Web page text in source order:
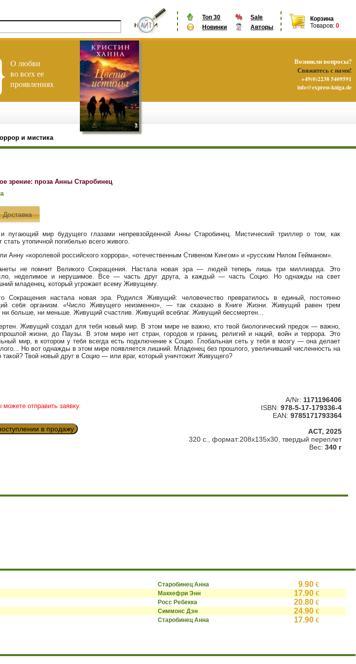
Топ 30
Sale
Новинки
Авторы
Корзина
Товаров: 0
О любви
во всех ее
проявлениях
и мистика
зрение: проза Анны Старобинец
Доставка
пугающий мир будущего глазами непревзойденной Анны Старобинец. Мистический триллер о том, как
стать утопичной погибелью всего живого.
Анну «королевой российского хоррора», «отечественным Стивеном Кингом» и «русским Нилом Гейманом».
не помнит Великого Сокращения. Настала новая эра — людей теперь лишь три миллиарда. Это
неделимое и нерушимое. Все — часть друг друга, а каждый — часть Социо. Но однажды на свет
младенец, который угрожает всему Живущему.
Сокращения настала новая эра. Родился Живущий: человечество превратилось в единый, постоянно
себя организм. «Число Живущего неизменно», — так сказано в Книге Жизни. Живущий равен трем
больше, ни меньше. Живущий счастлив. Живущий всеблаг. Живущий бессмертен...
Живущий создал для тебя новый мир. В этом мире не важно, кто твой биологический предок — важно,
жизни, до Паузы. В этом мире нет стран, городов и границ, религий и наций, войн и террора. Это
мир, в котором у тебя всегда есть подключение к Социо. Глобальная сеть у тебя в мозгу — она делает
Но вот однажды в этом мире появляется лишний. Младенец без прошлого, увеличивший численность на
такой? Твой новый друг в Социо — или враг, который уничтожит Живущего?
отправить заявку.
в продажу
A/Nr: 1171196406
ISBN: 978-5-17-179336-4
EAN: 9785171793364
АСТ, 2025
320 c., формат:208x135x30, твердый переплет
Вес: 340 г
Старобинец Анна 9.90 €
Маккефри Энн 17.90 €
Росс Ребекка 20.80 €
Симмонс Дэн 24.90 €
Старобинец Анна 17.90 €
Возникли вопросы?
Свяжитесь с нами!
+49(0)2238 5409591
info@express-kniga.de